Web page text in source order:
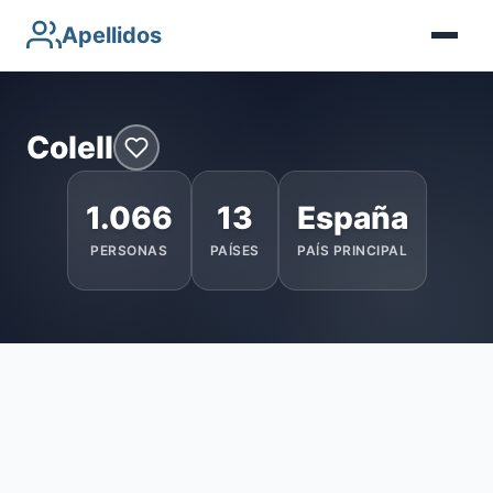
Apellidos
Colell
1.066
PERSONAS
13
PAÍSES
España
PAÍS PRINCIPAL